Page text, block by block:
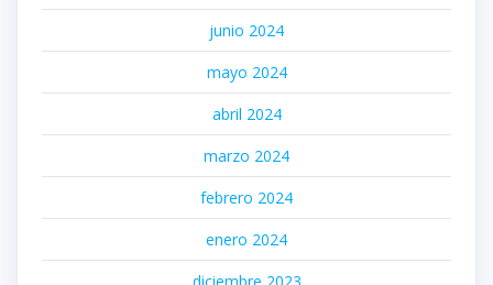
junio 2024
mayo 2024
abril 2024
marzo 2024
febrero 2024
enero 2024
diciembre 2023